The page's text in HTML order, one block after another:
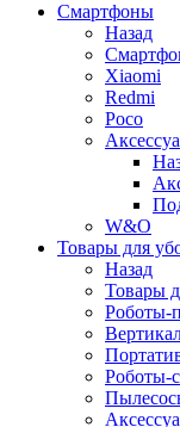
Смартфоны
Назад
Xiaomi
Redmi
Poco
W&O
Товары для
Назад
Товары
Роботы-
Роботы-